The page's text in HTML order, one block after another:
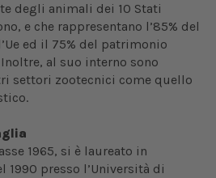
degli animali dei 10 Stati
e che rappresentano l’85% del
ed il 75% del patrimonio
al suo interno sono
settori zootecnici come quello
1965, si è laureato in
1990 presso l’Università di